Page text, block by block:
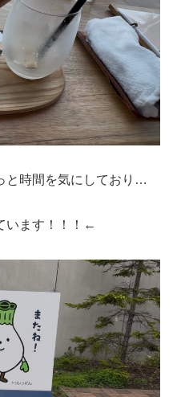
と時間を気にしており…
います！！！←